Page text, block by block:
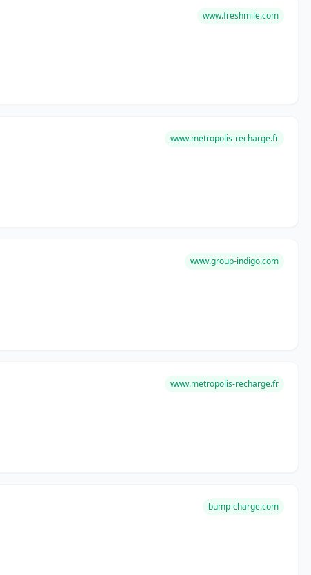
www.freshmile.com
www.metropolis-recharge.fr
www.group-indigo.com
www.metropolis-recharge.fr
bump-charge.com